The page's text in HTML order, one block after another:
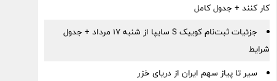
کار کنند + جدول کامل
جزئیات ثبت‌نام کوییک S سایپا از شنبه ۱۷ مرداد + جدول
شرایط
سیر تا پیاز سهم ایران از دریای خزر